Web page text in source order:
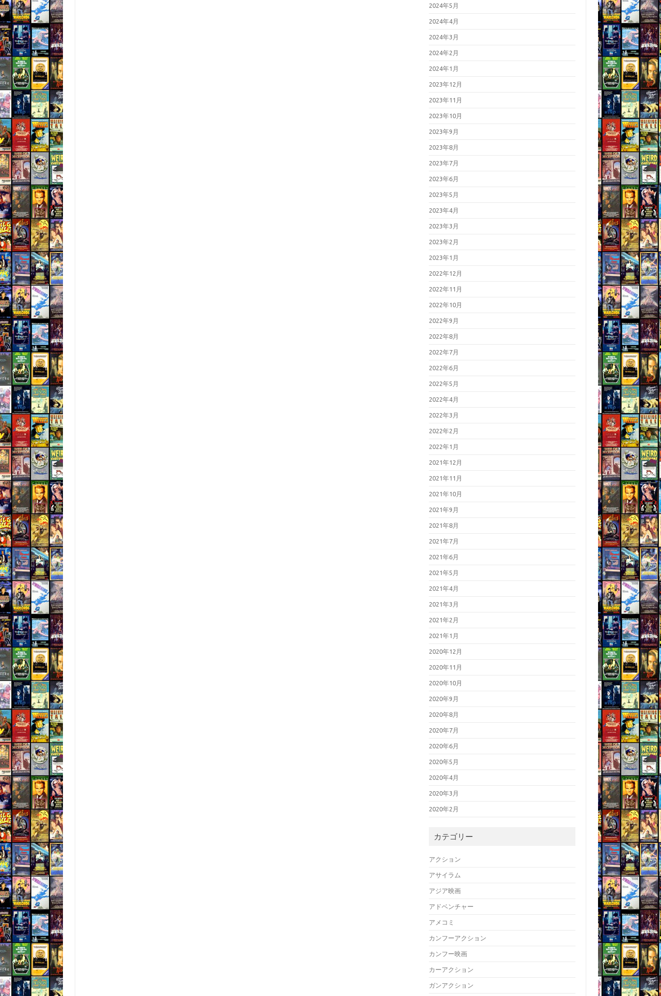
2024年5月
2024年4月
2024年3月
2024年2月
2024年1月
2023年12月
2023年11月
2023年10月
2023年9月
2023年8月
2023年7月
2023年6月
2023年5月
2023年4月
2023年3月
2023年2月
2023年1月
2022年12月
2022年11月
2022年10月
2022年9月
2022年8月
2022年7月
2022年6月
2022年5月
2022年4月
2022年3月
2022年2月
2022年1月
2021年12月
2021年11月
2021年10月
2021年9月
2021年8月
2021年7月
2021年6月
2021年5月
2021年4月
2021年3月
2021年2月
2021年1月
2020年12月
2020年11月
2020年10月
2020年9月
2020年8月
2020年7月
2020年6月
2020年5月
2020年4月
2020年3月
2020年2月
カテゴリー
アクション
アサイラム
アジア映画
アドベンチャー
アメコミ
カンフーアクション
カンフー映画
カーアクション
ガンアクション